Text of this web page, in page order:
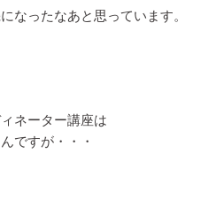
なったなあと思っています。
ネーター講座は
ですが・・・